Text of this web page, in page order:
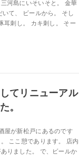
河島にいそいそと。 金華
て、 ビールから。 そし
耳刺し。 カキ刺し。 そー
てリニューアル
。
屋が新松戸にあるのです
ここ憩であります。 店内
りました。 で、ビールか